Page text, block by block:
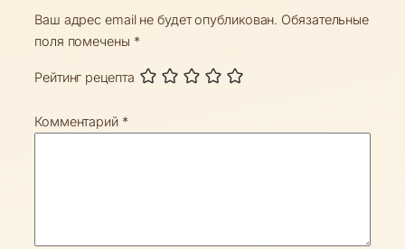
Ваш адрес email не будет опубликован. Обязательные
поля помечены *
Рейтинг рецепта
Комментарий *